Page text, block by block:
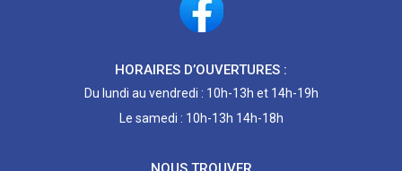
HORAIRES D’OUVERTURES :
Du lundi au vendredi : 10h-13h et 14h-19h
Le samedi : 10h-13h 14h-18h